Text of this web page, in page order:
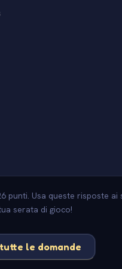
punti. Usa queste risposte ai
serata di gioco!
le domande